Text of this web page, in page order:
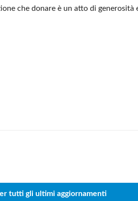
che donare è un atto di generosità
tutti gli ultimi aggiornamenti